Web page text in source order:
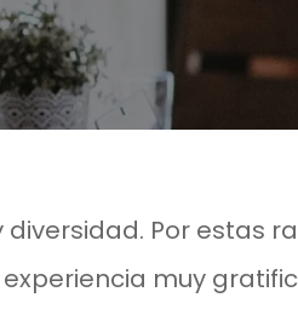
Por estas
muy